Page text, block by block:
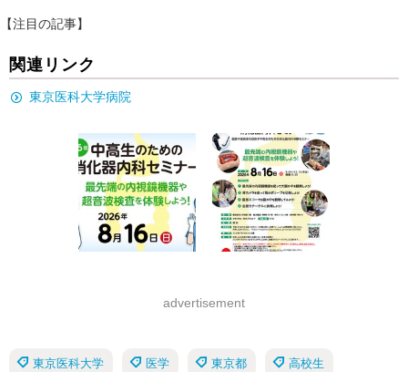
【注目の記事】
関連リンク
東京医科大学病院
advertisement
東京医科大学 医学 東京都 高校生